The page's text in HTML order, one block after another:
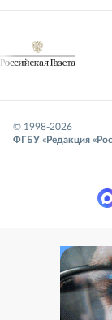
© 1998-2026
ФГБУ «Редакция